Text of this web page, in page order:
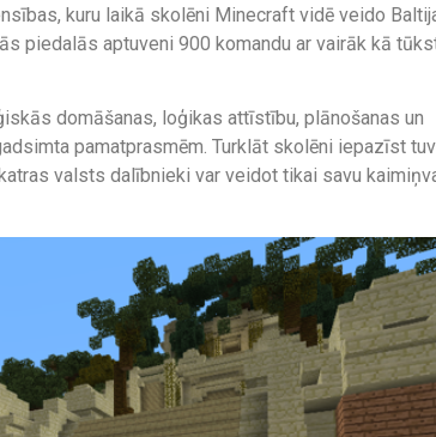
kuru laikā skolēni Minecraft vidē veido
piedalās aptuveni 900 komandu ar vairāk kā
domāšanas, loģikas attīstību, plānošanas un
pamatprasmēm. Turklāt skolēni iepazīst
valsts dalībnieki var veidot tikai savu